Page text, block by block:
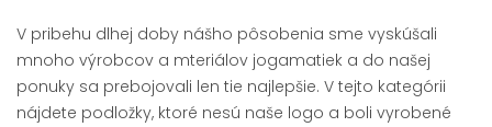
V pribehu dlhej doby nášho pôsobenia sme vyskúšali
mnoho výrobcov a mteriálov jogamatiek a do našej
ponuky sa prebojovali len tie najlepšie. V tejto kategórii
nájdete podložky, ktoré nesú naše logo a boli vyrobené